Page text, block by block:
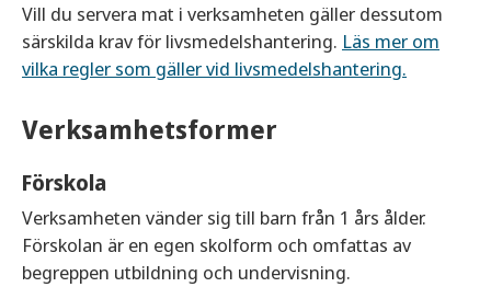
Vill du servera mat i verksamheten gäller dessutom
särskilda krav för livsmedelshantering. Läs mer om
vilka regler som gäller vid livsmedelshantering.
Verksamhetsformer
Förskola
Verksamheten vänder sig till barn från 1 års ålder.
Förskolan är en egen skolform och omfattas av
begreppen utbildning och undervisning.